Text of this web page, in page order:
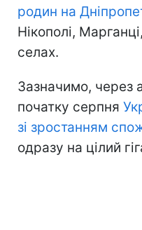
родин на
Нікополі,
селах.
Зазначимо, через
початку серпня
зі зростанням
одразу на цілий